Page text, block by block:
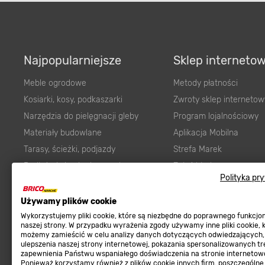
Polityka
Używamy plików cookie
Wykorzystujemy pliki cookie, które są niezbędne do poprawnego
naszej strony. W przypadku wyrażenia zgody używamy inne pliki cookie,
możemy zamieścić w celu analizy danych dotyczących odwiedzających,
ulepszenia naszej strony internetowej, pokazania spersonalizowanych
zapewnienia Państwu wspaniałego doświadczenia na stronie
Ponieważ korzystamy również z plików cookie innych firm, poszczególne
Kosiarki, kosy, podkaszarki
Narzędzia do pielęgnacji gleby
Materiały budowlane
Tarasy, ścieżki, podjazdy
Podłoża i ziemie do ogrodu
Ogród
Farby wewnętrzne białe
Elektryka
Panele
Elektronarzędzia
Zwroty sklep internetowy
Program lojalnościowy
Aplikacja Mobilna
Strefa Marek
Zgłoś błąd
Program Brico PRO
Regulaminy